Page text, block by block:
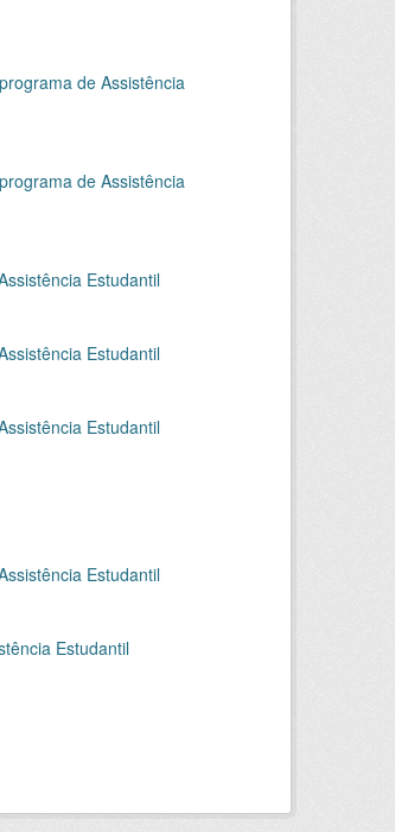
de Assistência
de Assistência
Estudantil
Estudantil
Estudantil
Estudantil
Estudantil